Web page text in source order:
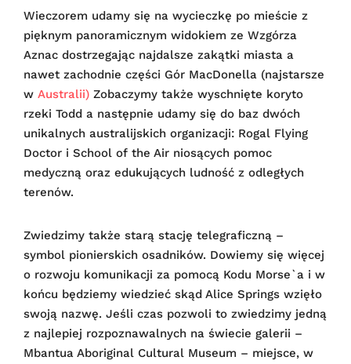
Wieczorem udamy się na wycieczkę po mieście z
pięknym panoramicznym widokiem ze Wzgórza
Aznac dostrzegając najdalsze zakątki miasta a
nawet zachodnie części Gór MacDonella (najstarsze
w Australii) Zobaczymy także wyschnięte koryto
rzeki Todd a następnie udamy się do baz dwóch
unikalnych australijskich organizacji: Rogal Flying
Doctor i School of the Air niosących pomoc
medyczną oraz edukujących ludność z odległych
terenów.
Zwiedzimy także starą stację telegraficzną –
symbol pionierskich osadników. Dowiemy się więcej
o rozwoju komunikacji za pomocą Kodu Morse`a i w
końcu będziemy wiedzieć skąd Alice Springs wzięło
swoją nazwę. Jeśli czas pozwoli to zwiedzimy jedną
z najlepiej rozpoznawalnych na świecie galerii –
Mbantua Aboriginal Cultural Museum – miejsce, w